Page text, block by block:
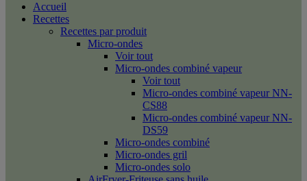
Accueil
Recettes
Recettes par produit
Micro-ondes
Voir tout
Micro-ondes combiné vapeur
Voir tout
Micro-ondes combiné vapeur NN-
CS88
Micro-ondes combiné vapeur NN-
DS59
Micro-ondes combiné
Micro-ondes gril
Micro-ondes solo